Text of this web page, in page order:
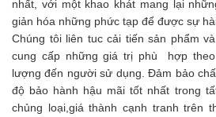
nhất, với một khao khát mang lại
giản hóa những phức tạp để được sự
Chúng tôi liên tuc cải tiến sản phẩm
cung cấp những giá trị phù hợp
lượng đến người sử dụng. Đảm bảo
độ bảo hành hậu mãi tốt nhất trong
chủng loại,giá thành cạnh tranh trên